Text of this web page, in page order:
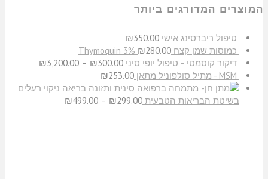
המוצרים המדורגים ביותר
טיפול ריברסינג אישי ₪350.00
כמוסות שמן קצח Thymoquin 3%
₪280.00
דיקור קוסמטי - טיפול יופי סיני
₪300.00
–
₪3,200.00
MSM - מתיל סולפוניל מתאן
₪253.00
ניקוי רעלים
בשיטת הבריאות הטבעית
₪299.00
–
₪499.00